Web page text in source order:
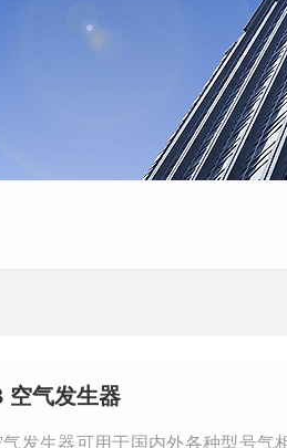
空气发生器
发生器可用于国内外各种型号气